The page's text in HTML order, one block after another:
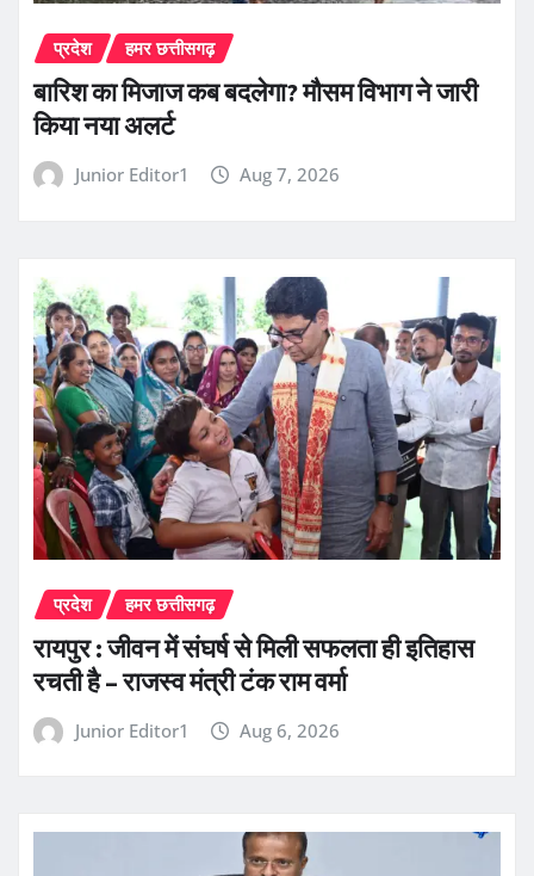
प्रदेश हमर छत्तीसगढ़
बारिश का मिजाज कब बदलेगा? मौसम विभाग ने जारी
किया नया अलर्ट
Junior Editor1 Aug 7, 2026
प्रदेश हमर छत्तीसगढ़
रायपुर : जीवन में संघर्ष से मिली सफलता ही इतिहास
रचती है – राजस्व मंत्री टंक राम वर्मा
Junior Editor1 Aug 6, 2026